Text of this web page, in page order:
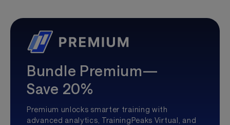
Bundle Premium—
Save 20%
Premium unlocks smarter training with
advanced analytics, TrainingPeaks Virtual, and